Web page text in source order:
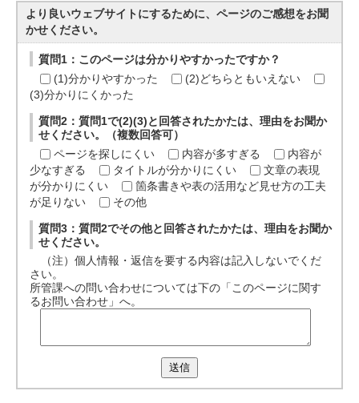
より良いウェブサイトにするために、ページのご感想をお聞
かせください。
質問1：このページは分かりやすかったですか？
(1)分かりやすかった
(2)どちらともいえない
(3)分かりにくかった
質問2：質問1で(2)(3)と回答されたかたは、理由をお聞か
せください。（複数回答可）
ページを探しにくい
内容が多すぎる
内容が
少なすぎる
タイトルが分かりにくい
文章の表現
が分かりにくい
箇条書きや表の活用など見せ方の工夫
が足りない
その他
質問3：質問2でその他と回答されたかたは、理由をお聞か
せください。
（注）個人情報・返信を要する内容は記入しないでくだ
さい。
所管課への問い合わせについては下の「このページに関す
るお問い合わせ」へ。
送信